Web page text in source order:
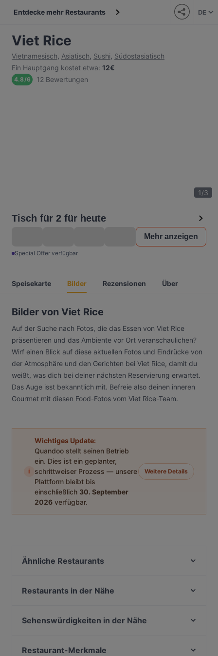
Entdecke mehr Restaurants DE
Viet Rice
Vietnamesisch, Asiatisch, Sushi, Südostasiatisch
Ein Hauptgang kostet etwa: 12€
4.8/6 12 Bewertungen
1/3
Tisch für 2 für heute
Mehr anzeigen
Special Offer verfügbar
Speisekarte Bilder Rezensionen Über
Bilder von Viet Rice
Auf der Suche nach Fotos, die das Essen von Viet Rice
präsentieren und das Ambiente vor Ort veranschaulichen?
Wirf einen Blick auf diese aktuellen Fotos und Eindrücke von
der Atmosphäre und den Gerichten bei Viet Rice, damit du
weißt, was dich bei deiner nächsten Reservierung erwartet.
Das Auge isst bekanntlich mit. Befreie also deinen inneren
Gourmet mit diesen Food-Fotos vom Viet Rice-Team.
i
Wichtiges Update:
Quandoo stellt seinen Betrieb
ein. Dies ist ein geplanter,
schrittweiser Prozess — unsere
Plattform bleibt bis
einschließlich 30. September
2026 verfügbar.
Weitere Details
Ähnliche Restaurants
Cubo Restaurant
Atlantik & Oceans Fischrestaurant
Nila Indisches Restaurant
Restaurants in der Nähe
Cafe Daddy
Sehenswürdigkeiten in der Nähe
U-Bahn Neumarkt, Köln
Restaurant-Merkmale